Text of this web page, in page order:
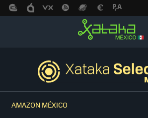
AMAZON MÉXICO